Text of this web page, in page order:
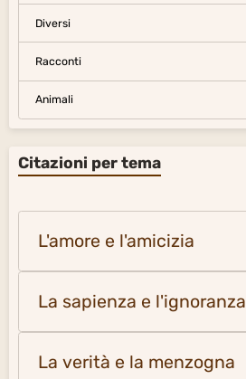
Diversi
Racconti
Animali
Citazioni per tema
L'amore e l'amicizia
La sapienza e l'ignoranza
La verità e la menzogna